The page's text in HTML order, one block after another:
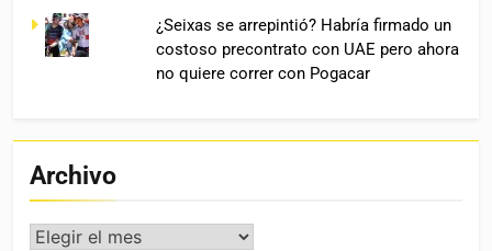
¿Seixas se arrepintió? Habría firmado un
costoso precontrato con UAE pero ahora
no quiere correr con Pogacar
Archivo
Archivo